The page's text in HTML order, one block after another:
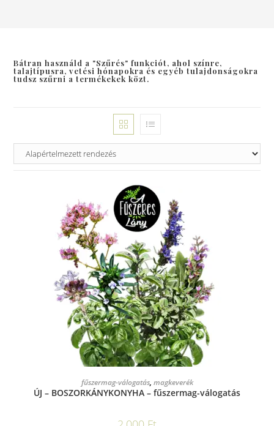
Bátran használd a "Szűrés" funkciót, ahol színre,
talajtípusra, vetési hónapokra és egyéb tulajdonságokra
tudsz szűrni a termékekek közt.
KOSÁRBA TESZEM
fűszermag-válogatás, magkeverék
ÚJ – BOSZORKÁNYKONYHA – fűszermag-válogatás